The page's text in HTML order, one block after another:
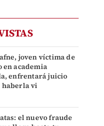
joven víctima de
academia
enfrentará juicio
haberla vi
el nuevo fraude